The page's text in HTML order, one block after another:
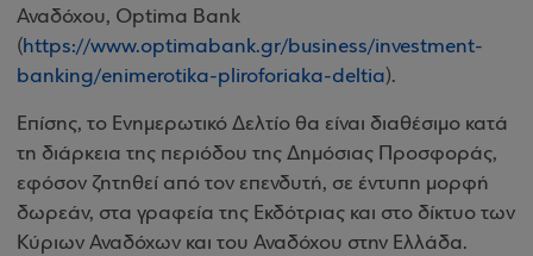
Αναδόχου, Optima Bank
(https://www.optimabank.gr/business/investment-
banking/enimerotika-pliroforiaka-deltia).
Επίσης, το Ενημερωτικό Δελτίο θα είναι διαθέσιμο κατά
τη διάρκεια της περιόδου της Δημόσιας Προσφοράς,
εφόσον ζητηθεί από τον επενδυτή, σε έντυπη μορφή
δωρεάν, στα γραφεία της Εκδότριας και στο δίκτυο των
Κύριων Αναδόχων και του Αναδόχου στην Ελλάδα.